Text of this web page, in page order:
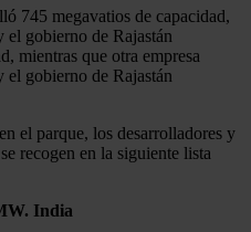
745 megavatios de capacidad,
gobierno de Rajastán
mientras que otra empresa
el gobierno de Rajastán
el parque, los desarrolladores y
recogen en la siguiente lista
India